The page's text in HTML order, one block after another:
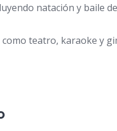
natación y baile
como teatro, karaoke y